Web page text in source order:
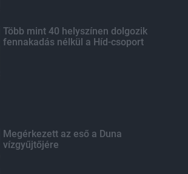
Több mint 40 helyszínen dolgozik
fennakadás nélkül a Híd-csoport
Megérkezett az eső a Duna
vízgyűjtőjére